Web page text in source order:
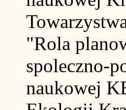
"Rola
spoleczno-
naukowej